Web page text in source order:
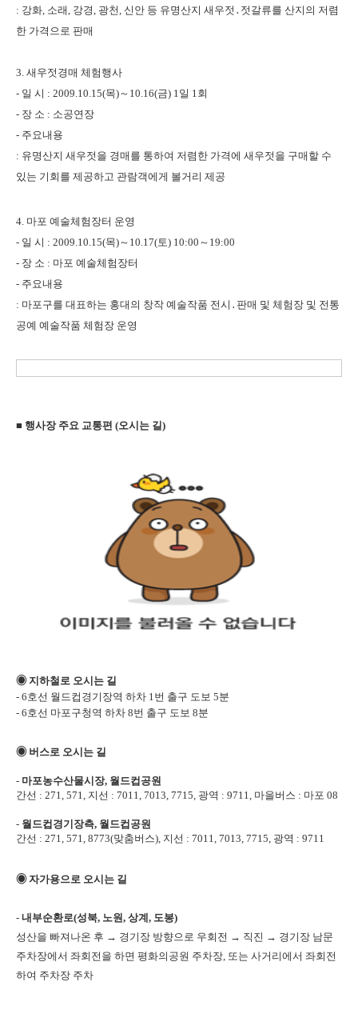
: 강화, 소래, 강경, 광천, 신안 등 유명산지 새우젓․젓갈류를 산지의 저렴
한 가격으로 판매
3. 새우젓경매 체험행사
- 일 시 : 2009.10.15(목)～10.16(금) 1일 1회
- 장 소 : 소공연장
- 주요내 용
: 유명산지 새우젓을 경매를 통하여 저렴한 가격에 새우젓을 구매 할 수
있는 기회를 제공하고 관람객에게 볼거리 제공
4. 마포 예술체험장터 운영
- 일 시 : 2009.10.15(목)～10.17(토) 10:00～19:00
- 장 소 : 마포 예술체험장터
- 주요내용
: 마포구를 대표하는 홍대의 창작 예술작품 전시․판매 및 체험장 및 전통
공예 예술작품 체험장 운영
■ 행사장 주요 교통편 (오시는 길)
◉ 지하철로 오시는 길
- 6호선 월드컵경기장역 하차 1번 출구 도보 5분
- 6호선 마포구청역 하차 8번 출구 도보 8분
◉ 버스로 오시는 길
- 마포농수산물시장, 월드컵공원
간선 : 271, 571, 지선 : 7011, 7013, 7715, 광역 : 9711, 마을버스 : 마포 08
- 월드컵경기장측, 월드컵공원
간선 : 271, 571, 8773(맞춤버스), 지선 : 7011, 7013, 7715, 광역 : 9711
◉ 자가용으로 오시는 길
- 내부순환로(성북, 노원, 상계, 도봉)
성산을 빠져나온 후 → 경기장 방향으로 우회전 → 직진 → 경기장 남문
주차장에서 좌회전을 하면 평화의공원 주차장, 또는 사거리에서 좌회전
하여 주차장 주차